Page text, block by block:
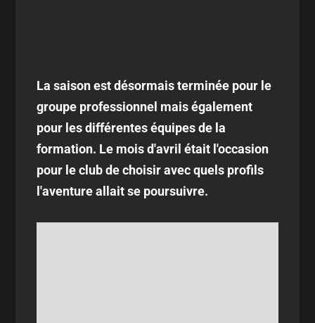
La saison est désormais terminée pour le
groupe professionnel mais également
pour les différentes équipes de la
formation. Le mois d'avril était l'occasion
pour le club de choisir avec quels profils
l'aventure allait se poursuivre.